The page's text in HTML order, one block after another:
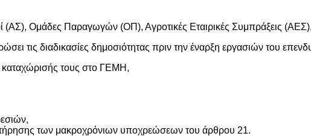
(ΑΣ), Ομάδες Παραγωγών (ΟΠ), Αγροτικές Εταιρικές Συμπράξεις (ΑΕΣ),
τις διαδικασίες δημοσιότητας πριν την έναρξη εργασιών του
καταχώρισής τους στο ΓΕΜΗ,
τήρησης των μακροχρόνιων υποχρεώσεων του άρθρου 21.